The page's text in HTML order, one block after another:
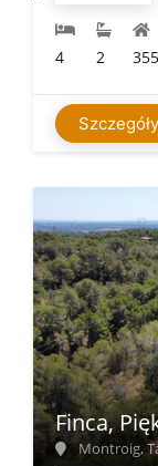
4 2
Szczegóły
Finca,
Montroig,